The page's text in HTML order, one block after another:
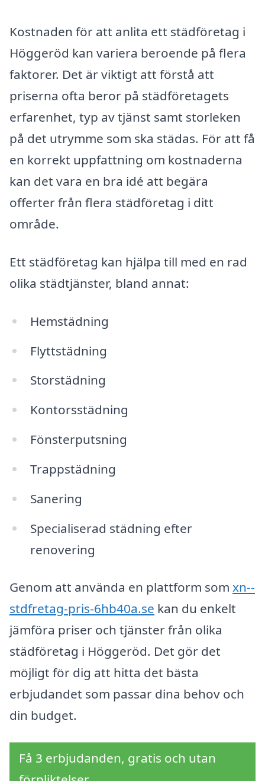
Kostnaden för att anlita ett städföretag i
Höggeröd kan variera beroende på flera
faktorer. Det är viktigt att förstå att
priserna ofta beror på städföretagets
erfarenhet, typ av tjänst samt storleken
på det utrymme som ska städas. För att få
en korrekt uppfattning om kostnaderna
kan det vara en bra idé att begära
offerter från flera städföretag i ditt
område.
Ett städföretag kan hjälpa till med en rad
olika städtjänster, bland annat:
Hemstädning
Flyttstädning
Storstädning
Kontorsstädning
Fönsterputsning
Trappstädning
Sanering
Specialiserad städning efter
renovering
Genom att använda en plattform som xn--
stdfretag-pris-6hb40a.se kan du enkelt
jämföra priser och tjänster från olika
städföretag i Höggeröd. Det gör det
möjligt för dig att hitta det bästa
erbjudandet som passar dina behov och
din budget.
Få 3 erbjudanden, gratis och utan